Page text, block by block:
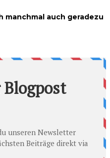
manchmal auch geradezu